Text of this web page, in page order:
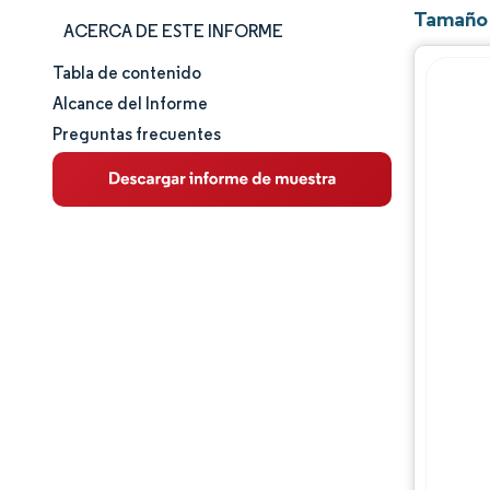
ACERCA DE ESTE INFORME
Tamaño y cuota de mercado
Análisis de mercado
Tendencias e ideas
Tabla de contenido
Alcance del Informe
Preguntas frecuentes